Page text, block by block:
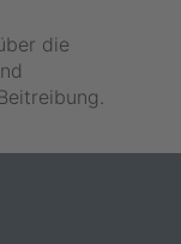
die